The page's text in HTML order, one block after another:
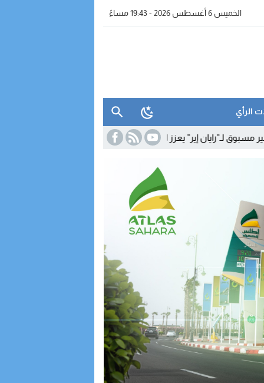
الخميس 6 أغسطس 2026 - 19:43 مساءً
الرأي
يعزز الربط الجوي للداخلة مع أوروبا 15:33